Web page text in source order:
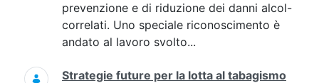
prevenzione e di riduzione dei danni alcol-
correlati. Uno speciale riconoscimento è
andato al lavoro svolto...
Strategie future per la lotta al tabagismo